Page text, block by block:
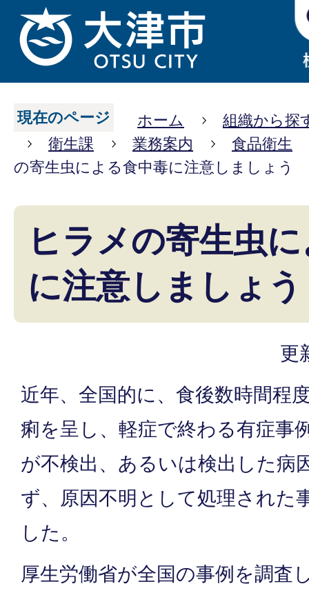
現在のページ ホーム
組織から探
衛生課
業務案内
食品衛生
の寄生虫による食中毒に注意しましょう
ヒラメの寄生虫
に注意しましょう
更
近年、全国的に、食後数時間程
痢を呈し、軽症で終わる有症事
が不検出、あるいは検出した病
ず、原因不明として処理された
した。
厚生労働省が全国の事例を調査